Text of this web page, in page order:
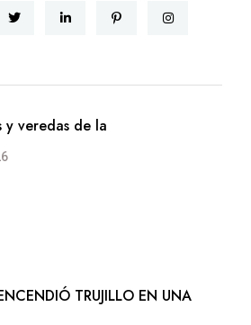
y veredas de la
TRUJILLO EN UNA